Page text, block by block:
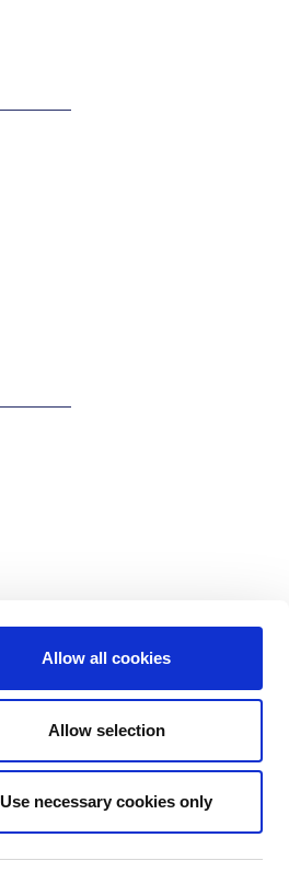
Allow all cookies
Allow selection
Use necessary cookies only